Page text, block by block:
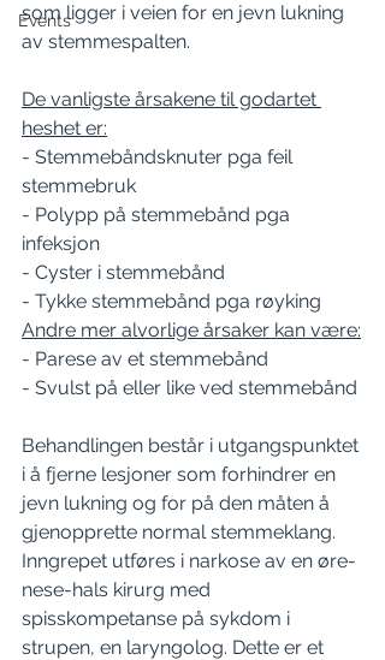
Events
som ligger i veien for en jevn lukning
av stemmespalten.
De vanligste årsakene til godartet
heshet er:
- Stemmebåndsknuter pga feil
stemmebruk
- Polypp på stemmebånd pga
infeksjon
- Cyster i stemmebånd
- Tykke stemmebånd pga røyking
Andre mer alvorlige årsaker kan være:
- Parese av et stemmebånd
- Svulst på eller like ved stemmebånd
Behandlingen består i utgangspunktet
i å fjerne lesjoner som forhindrer en
jevn lukning og for på den måten å
gjenopprette normal stemmeklang.
Inngrepet utføres i narkose av en øre-
nese-hals kirurg med
spisskompetanse på sykdom i
strupen, en laryngolog. Dette er et